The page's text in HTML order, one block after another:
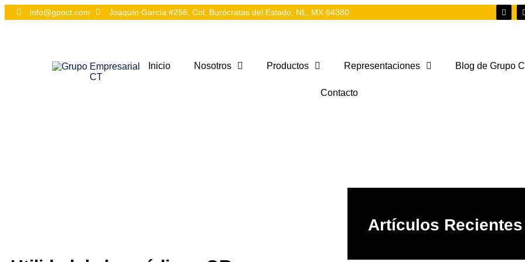
info@gpoct.com Joaquín García #256, Col. Burócratas del Estado, NL, MX 64380
Inicio Nosotros Productos Representaciones Blog de Grupo
Contacto
Artículos Recientes